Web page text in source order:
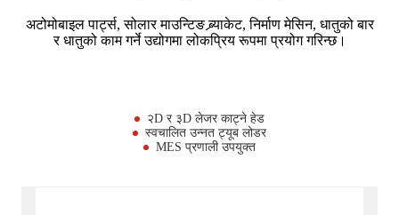
अटोमोबाइल पार्ट्स, सोलार माउन्टिङ ब्र्याकेट, निर्माण मेसिन, धातुको बार
र धातुको काम गर्ने उद्योगमा लोकप्रिय रूपमा प्रयोग गरिन्छ।
२D र ३D लेजर काट्ने हेड
स्वचालित उन्नत ट्यूब लोडर
MES प्रणाली उपयुक्त